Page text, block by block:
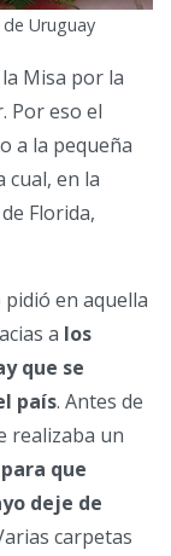
Uruguay
Misa por la
Por eso el
a la pequeña
cual, en la
Florida,
en aquella
a los
que se
país. Antes de
realizaba un
para que
deje de
carpetas